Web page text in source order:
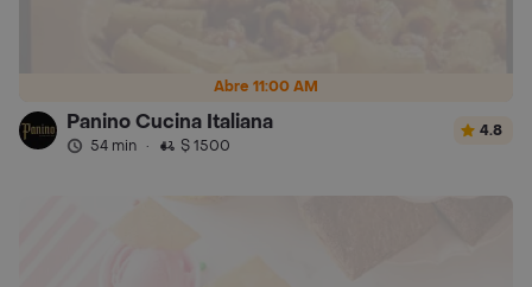
Abre 11:00 AM
Panino Cucina Italiana
54 min · $ 1500
4.8